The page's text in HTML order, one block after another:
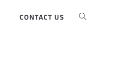
CONTACT US